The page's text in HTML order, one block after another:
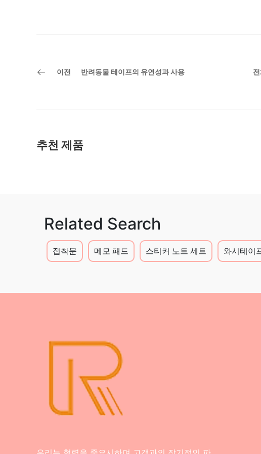
이전 반려동물 테이프의 유연성과 사용
추천 제품
Related Search
접착문 메모 패드 스티커 노트 세트 와시테이